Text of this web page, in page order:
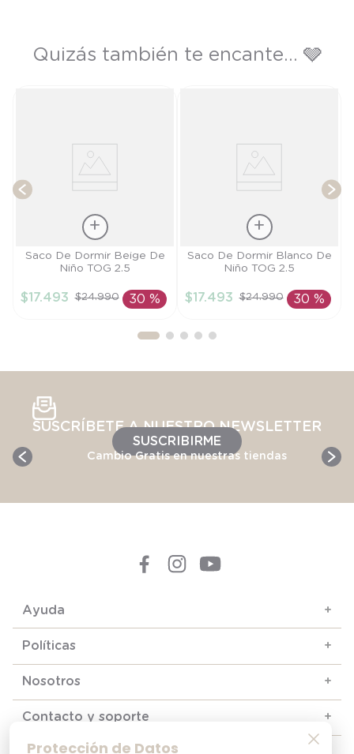
Protección de Datos
Quizás también te encante... 🩶
Talla
AÑADIR AL
Saco De Dormir Beige De
Niño TOG 2.5
$17.493 $24.990 30 %
Talla
AÑADIR AL
Saco De Dormir Blanco De
Niño TOG 2.5
$17.493 $24.990 30 %
SUSCRÍBETE A NUESTRO NEWSLETTER
SUSCRIBIRME
Cambio Gratis en nuestras tiendas
Ayuda +
Políticas +
Nosotros +
Contacto y soporte +